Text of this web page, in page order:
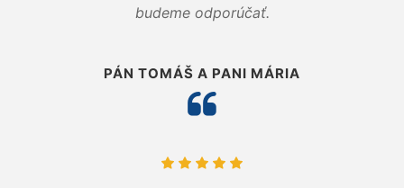
budeme odporúčať.
PÁN TOMÁŠ A PANI MÁRIA